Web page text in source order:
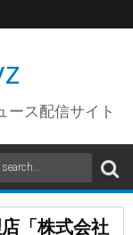
ース配信サイト
「株式会社